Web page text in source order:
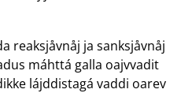
reaksjåvnåj ja sanksjåvnåj
máhttá galla oajvvadit
lájddistagá vaddi oarev